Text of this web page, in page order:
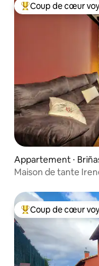
Coups de cœur
Coup de cœur
Appartement ⋅
Maison de tante
Coups de cœur
Coup de cœur